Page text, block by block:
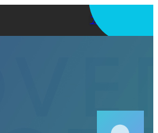
アプリを使う